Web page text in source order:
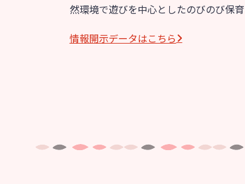
然環境で遊びを中心としたのびのび保
情報開⽰データはこちら